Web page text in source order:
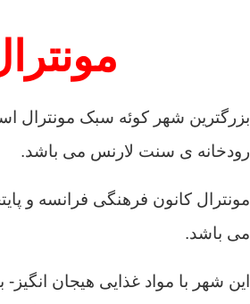
بزرگترین شهر کوئه سبک مونترال
رودخانه ی سنت لارنس می باشد.
مونترال کانون فرهنگی فرانسه و
می باشد.
این شهر با مواد غذایی هیجان